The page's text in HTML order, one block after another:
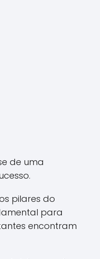
de uma
pilares do
para
encontram